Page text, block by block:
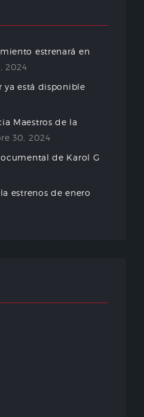
estrenará en
2024
ya está disponible
Maestros de la
30, 2024
de Karol G
estrenos de enero